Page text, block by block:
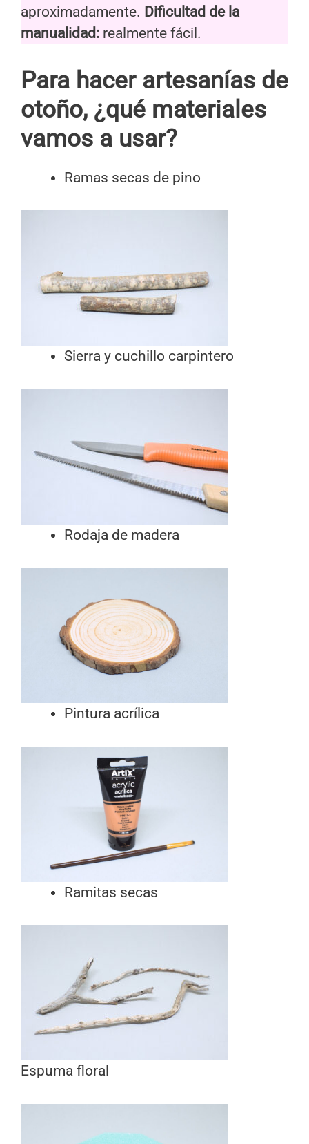
aproximadamente. Dificultad de la
manualidad: realmente fácil.
Para hacer artesanías de
otoño, ¿qué materiales
vamos a usar?
Ramas secas de pino
Sierra y cuchillo carpintero
Rodaja de madera
Pintura acrílica
Ramitas secas
Espuma floral